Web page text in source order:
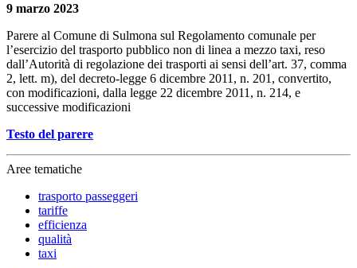
9 marzo 2023
Parere al Comune di Sulmona sul Regolamento comunale per
l’esercizio del trasporto pubblico non di linea a mezzo taxi, reso
dall’Autorità di regolazione dei trasporti ai sensi dell’art. 37, comma
2, lett. m), del decreto-legge 6 dicembre 2011, n. 201, convertito,
con modificazioni, dalla legge 22 dicembre 2011, n. 214, e
successive modificazioni
Testo del parere
Aree tematiche
trasporto passeggeri
tariffe
efficienza
qualità
taxi